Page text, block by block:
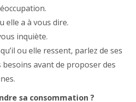
elle a à vous dire.
inquiète.
ou elle ressent, parlez de ses
besoins avant de proposer des
sa consommation ?